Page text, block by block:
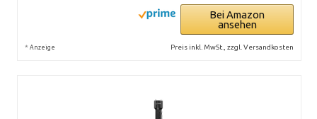
Bei Amazon
ansehen
* Anzeige Preis inkl. MwSt., zzgl. Versandkosten